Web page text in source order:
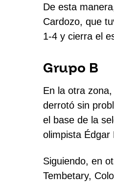
De esta
Cardozo, que
1-4 y cierra el
Grupo B
En la otra
derrotó sin
el base de la
olimpista Édgar
Siguiendo, en
Tembetary,